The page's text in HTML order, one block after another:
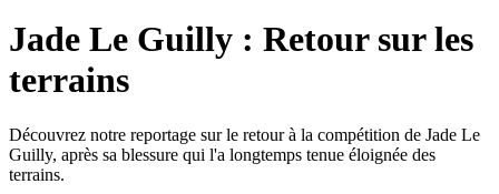
Jade Le Guilly : Retour sur les
terrains
Découvrez notre reportage sur le retour à la compétition de Jade Le
Guilly, après sa blessure qui l'a longtemps tenue éloignée des
terrains.